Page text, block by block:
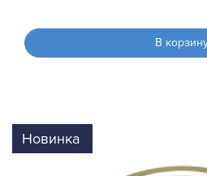
В
Новинка